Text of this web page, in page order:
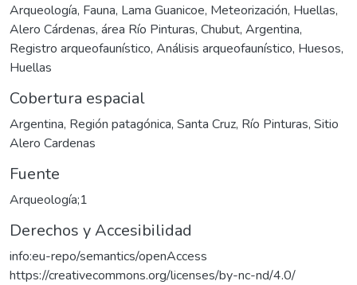
Arqueología, Fauna, Lama Guanicoe, Meteorización, Huellas,
Alero Cárdenas, área Río Pinturas, Chubut, Argentina,
Registro arqueofaunístico, Análisis arqueofaunístico, Huesos,
Huellas
Cobertura espacial
Argentina, Región patagónica, Santa Cruz, Río Pinturas, Sitio
Alero Cardenas
Fuente
Arqueología;1
Derechos y Accesibilidad
info:eu-repo/semantics/openAccess
https://creativecommons.org/licenses/by-nc-nd/4.0/